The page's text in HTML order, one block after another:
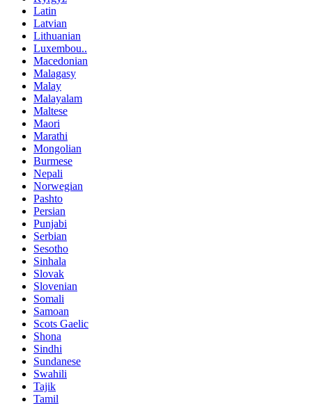
Latin
Latvian
Lithuanian
Luxembou..
Macedonian
Malagasy
Malay
Malayalam
Maltese
Maori
Marathi
Mongolian
Burmese
Nepali
Norwegian
Pashto
Persian
Punjabi
Serbian
Sesotho
Sinhala
Slovak
Slovenian
Somali
Samoan
Scots Gaelic
Shona
Sindhi
Sundanese
Swahili
Tajik
Tamil